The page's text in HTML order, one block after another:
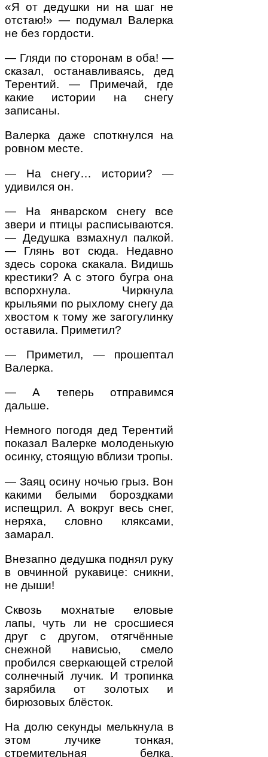
«Я от дедушки ни на шаг не
отстаю!» — подумал Валерка
не без гордости.
— Гляди по сторонам в оба! —
сказал, останавливаясь, дед
Терентий. — Примечай, где
какие истории на снегу
записаны.
Валерка даже споткнулся на
ровном месте.
— На снегу… истории? —
удивился он.
— На январском снегу все
звери и птицы расписываются.
— Дедушка взмахнул палкой.
— Глянь вот сюда. Недавно
здесь сорока скакала. Видишь
крестики? А с этого бугра она
вспорхнула. Чиркну­ла
крыльями по рыхлому снегу да
хвостом к тому же загогулинку
оставила. Приметил?
— Приметил, — прошептал
Валерка.
— А теперь отправимся
дальше.
Немного погодя дед Терентий
показал Валерке молоденькую
осинку, стоящую вблизи тропы.
— Заяц осину ночью грыз. Вон
какими белыми бороздками
испещрил. А вокруг весь снег,
неряха, словно кляксами,
замарал.
Внезапно дедушка поднял руку
в овчинной рукавице: сникни,
не дыши!
Сквозь мохнатые еловые
лапы, чуть ли не сросшиеся
друг с другом, отягчённые
снежной нависью, смело
пробился сверкающей стрелой
солнечный лучик. И тропинка
зарябила от золотых и
бирюзовых блёсток.
На долю секунды мелькнула в
этом лучике тонкая,
стремительная белка.